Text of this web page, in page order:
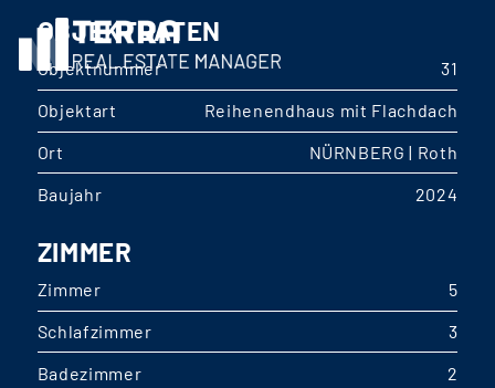
OBJEKTDATEN
Objektnummer
31
Objektart
Reihenendhaus mit Flachdach
Ort
NÜRNBERG | Roth
Baujahr
2024
ZIMMER
Zimmer
5
Schlafzimmer
3
Badezimmer
2